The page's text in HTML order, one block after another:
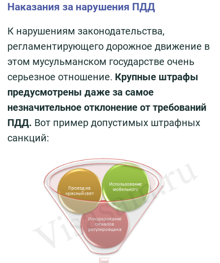
Наказания за нарушения ПДД
К нарушениям законодательства,
регламентирующего дорожное движение в
этом мусульманском государстве очень
серьезное отношение. Крупные штрафы
предусмотрены даже за самое
незначительное отклонение от требований
ПДД. Вот пример допустимых штрафных
санкций: